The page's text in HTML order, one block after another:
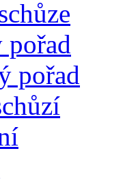
pořad
pořad